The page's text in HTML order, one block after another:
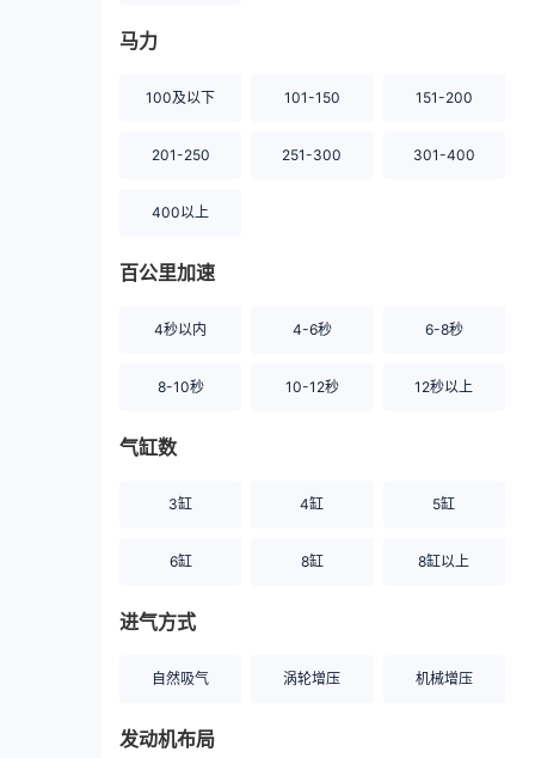
马力
100及以下 101-150 151-200
201-250 251-300 301-400
400以上
百公里加速
4秒以内 4-6秒 6-8秒
8-10秒 10-12秒 12秒以上
气缸数
3缸 4缸 5缸
6缸 8缸 8缸以上
进气方式
自然吸气 涡轮增压 机械增压
发动机布局